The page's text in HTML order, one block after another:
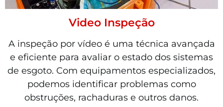
Video Inspeção
A inspeção por vídeo é uma técnica avançada
e eficiente para avaliar o estado dos sistemas
de esgoto. Com equipamentos especializados,
podemos identificar problemas como
obstruções, rachaduras e outros danos.